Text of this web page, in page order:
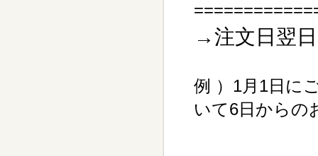
→注文日翌
例 ） 1月1日に
いて6日からの